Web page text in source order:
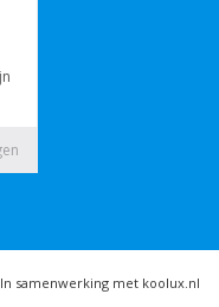
In samenwerking met koolux.nl